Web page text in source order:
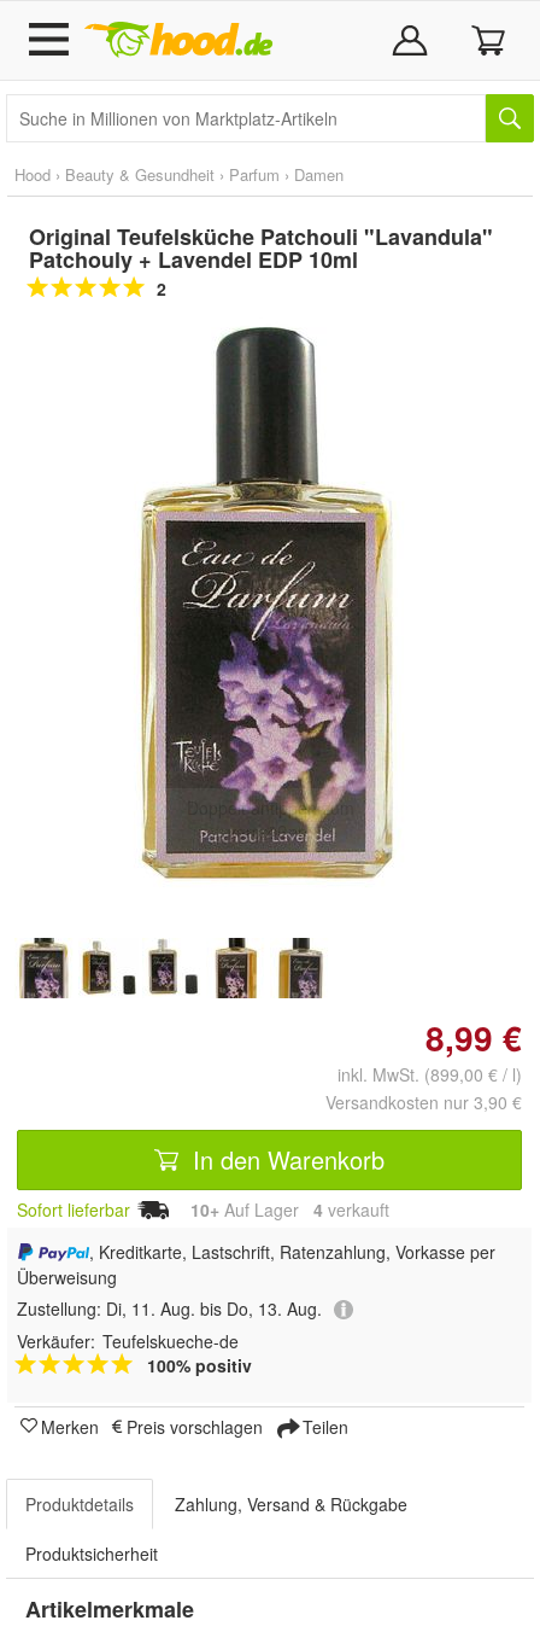
Hood › Beauty & Gesundheit › Parfum › Damen
Original Teufelsküche Patchouli "Lavandula"
Patchouly + Lavendel EDP 10ml
2
Doppelt antippen zum
vergrößern
8,99 €
inkl. MwSt. (899,00 € / l)
Versandkosten nur 3,90 €
In den Warenkorb
Sofort lieferbar 10+ Auf Lager 4 verkauft
, Kreditkarte, Lastschrift, Ratenzahlung, Vorkasse per
Überweisung
Zustellung: Di, 11. Aug. bis Do, 13. Aug.
Verkäufer: Teufelskueche-de
100% positiv
Merken Preis vorschlagen Teilen
Produktdetails Zahlung, Versand & Rückgabe
Produktsicherheit
Artikelmerkmale